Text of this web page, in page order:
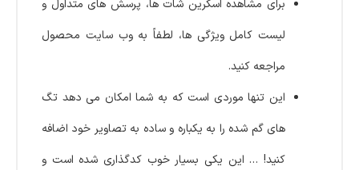
برای مشاهده اسکرین شات ها، پرسش های متداول و
لیست کامل ویژگی ها، لطفاً به وب سایت محصول
مراجعه کنید.
این تنها موردی است که به شما امکان می دهد تگ
های گم شده را به یکباره و ساده به تصاویر خود اضافه
کنید! … این یکی بسیار خوب کدگذاری شده است و